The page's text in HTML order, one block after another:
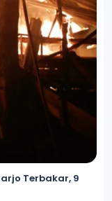
Terbakar, 9